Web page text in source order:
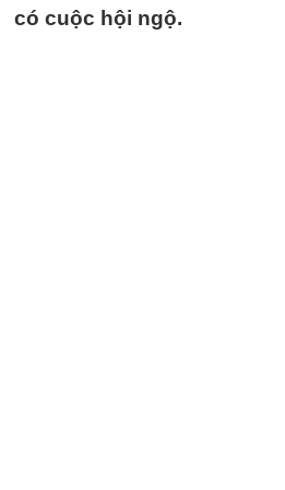
có cuộc hội ngộ.